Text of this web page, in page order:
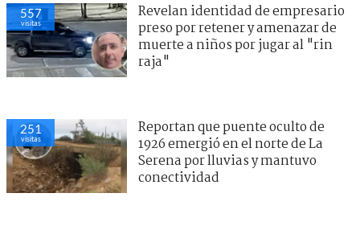
557
visitas
Revelan identidad de empresario
preso por retener y amenazar de
muerte a niños por jugar al "rin
raja"
251
visitas
Reportan que puente oculto de
1926 emergió en el norte de La
Serena por lluvias y mantuvo
conectividad